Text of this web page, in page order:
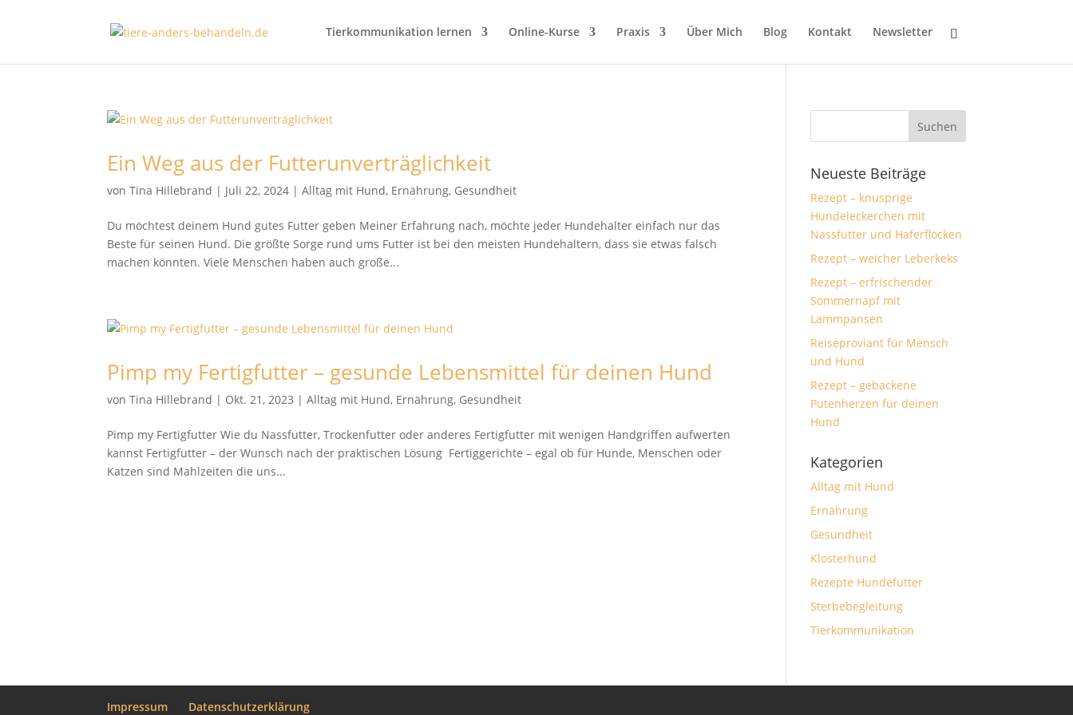
Tierkommunikation lernen Online-Kurse Praxis Über Mich Blog Kontakt Newsletter
Ein Weg aus der Futterunverträglichkeit
vonTina Hillebrand | Juli 22, 2024 |Alltag mit Hund, Ernährung, Gesundheit
Du möchtest deinem Hund gutes Futter geben Meiner Erfahrung nach, möchte jeder Hundehalter einfach nur das
Beste für seinen Hund. Die größte Sorge rund ums Futter ist bei den meisten Hundehaltern, dass sie etwas falsch
machen könnten. Viele Menschen haben auch große...
Pimp my Fertigfutter – gesunde Lebensmittel für deinen Hund
vonTina Hillebrand | Okt. 21, 2023 |Alltag mit Hund, Ernährung, Gesundheit
Pimp my Fertigfutter Wie du Nassfutter, Trockenfutter oder anderes Fertigfutter mit wenigen Handgriffen aufwerten
kannst Fertigfutter – der Wunsch nach der praktischen Lösung Fertiggerichte – egal ob für Hunde, Menschen oder
Katzen sind Mahlzeiten die uns...
Neueste Beiträge
Rezept – knusprige
Hundeleckerchen mit
Nassfutter und Haferflocken
Rezept – weicher Leberkeks
Rezept – erfrischender
Sommernapf mit
Lammpansen
Reiseproviant für Mensch
und Hund
Rezept – gebackene
Putenherzen für deinen
Hund
Kategorien
Alltag mit Hund
Ernährung
Gesundheit
Klosterhund
Rezepte Hundefutter
Sterbebegleitung
Tierkommunikation
Impressum Datenschutzerklärung